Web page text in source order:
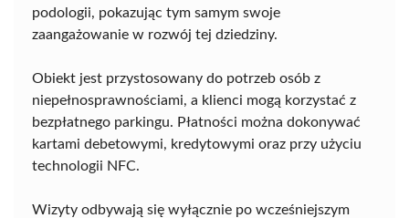
podologii, pokazując tym samym swoje
zaangażowanie w rozwój tej dziedziny.
Obiekt jest przystosowany do potrzeb osób z
niepełnosprawnościami, a klienci mogą korzystać z
bezpłatnego parkingu. Płatności można dokonywać
kartami debetowymi, kredytowymi oraz przy użyciu
technologii NFC.
Wizyty odbywają się wyłącznie po wcześniejszym